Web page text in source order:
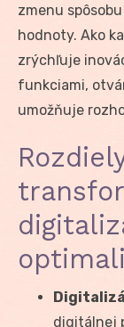
zmenu
hodnoty. Ako
zrýchľuje
funkciami,
umožňuje
digitálnej